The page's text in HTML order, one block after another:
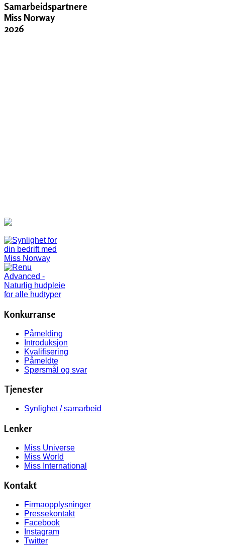
Samarbeidspartnere
Miss Norway
2026
Konkurranse
Påmelding
Introduksjon
Kvalifisering
Påmeldte
Spørsmål og svar
Tjenester
Synlighet / samarbeid
Lenker
Miss Universe
Miss World
Miss International
Kontakt
Firmaopplysninger
Pressekontakt
Facebook
Instagram
Twitter